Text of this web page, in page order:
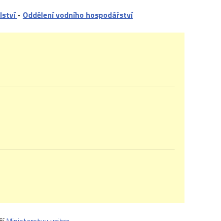
- Oddělení vodního hospodářství